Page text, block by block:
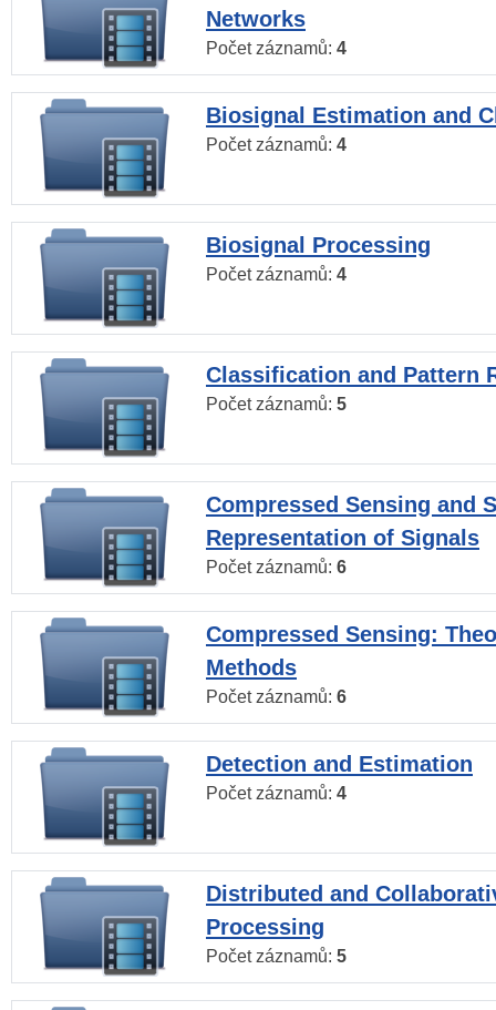
Networks
Počet záznamů: 4
Biosignal Estimation and
Počet záznamů: 4
Biosignal Processing
Počet záznamů: 4
Classification and Pattern
Počet záznamů: 5
Compressed Sensing and
Representation of Signals
Počet záznamů: 6
Compressed Sensing:
Methods
Počet záznamů: 6
Detection and Estimation
Počet záznamů: 4
Distributed and
Processing
Počet záznamů: 5